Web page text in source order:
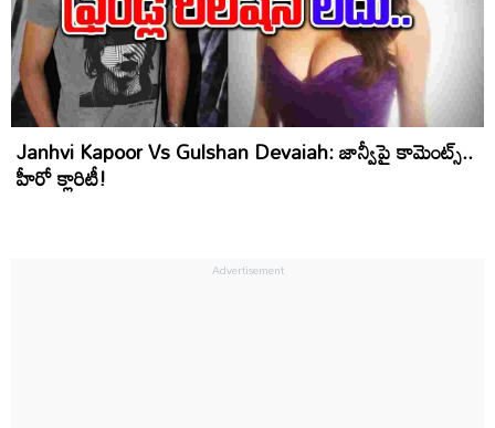
Janhvi Kapoor Vs Gulshan Devaiah: జాన్వీపై కామెంట్స్‌..
హీరో క్లారిటీ!